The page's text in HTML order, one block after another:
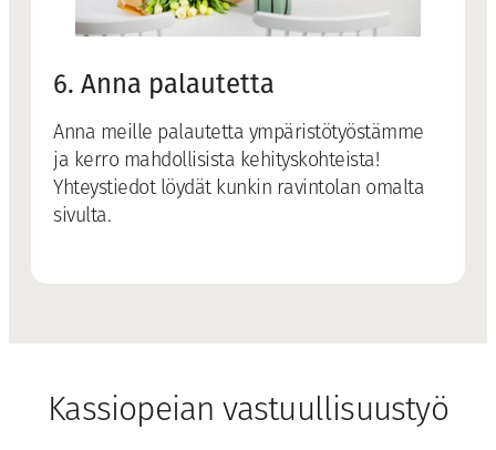
6. Anna palautetta
Anna meille palautetta ympäristötyöstämme
ja kerro mahdollisista kehityskohteista!
Yhteystiedot löydät kunkin ravintolan omalta
sivulta.
Kassiopeian vastuullisuustyö